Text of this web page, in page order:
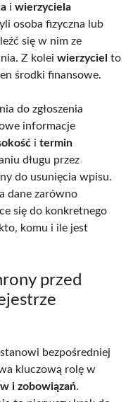
i wierzyciela
osoba fizyczna lub
się w nim ze
Z kolei wierzyciel to
środki finansowe.
do zgłoszenia
informacje
i termin
długu przez
do usunięcia wpisu.
dane zarówno
się do konkretnego
komu i ile jest
przed
bezpośredniej
kluczową rolę w
i zobowiązań.